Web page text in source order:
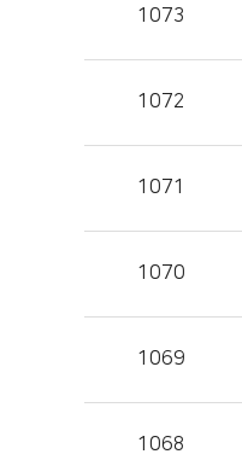
1073
1072
1071
1070
1069
1068